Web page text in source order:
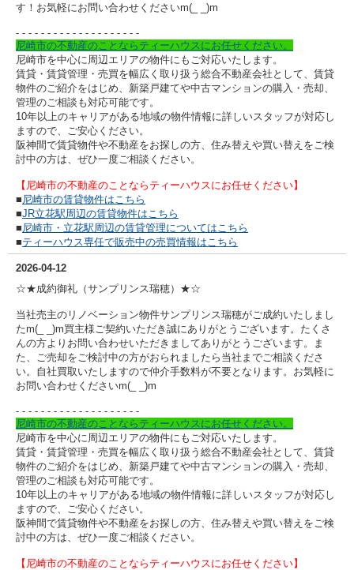
す！ お気軽にお問い合わせくださいm(_ _)m
- - - - - - - - - - - - - - - - - - - -
尼崎市の不動産のことならティーハウスにお任せください。
尼崎市を中心に周辺エリアの物件にもご対応いたします。
賃貸・賃貸管理・売買を幅広く取り扱う総合不動産会社として、賃貸
物件のご紹介をはじめ、新築戸建てや中古マンションの購入・売却、
管理のご相談も対応可能です。
10年以上のキャリアがある地域の物件情報に詳しいスタッフが対応し
ますので、ご安心ください。
阪神間で賃貸物件や不動産をお探しの方、住み替えや買い替えをご検
討中の方は、ぜひ一度ご相談ください。
【尼崎市の不動産のことならティーハウスにお任せください】
■ 尼崎市の賃貸物件はこちら
■JR立花駅周辺の賃貸物件はこちら
■ 尼崎市・立花駅周辺の賃貸管理についてはこちら
■ティーハウス専任で販売中の売買情報はこちら
2026-04-12
☆★成約御礼（サンプリンス瑞穂）★☆
当社売主のリノベーション物件サンプリンス瑞穂がご成約いたしまし
たm(_ _)m買主様ご契約いただき誠にありがとうございます。たくさ
んの方よりお問い合わせいただきましてありがとうございます。ま
た、ご売却をご検討中の方がおられましたら当社までご相談くださ
い。自社買取いたしますので仲介手数料が不要となります。 お気軽に
お問い合わせくださいm(_ _)m
- - - - - - - - - - - - - - - - - - - -
尼崎市の不動産のことならティーハウスにお任せください。
尼崎市を中心に周辺エリアの物件にもご対応いたします。
賃貸・賃貸管理・売買を幅広く取り扱う総合不動産会社として、賃貸
物件のご紹介をはじめ、新築戸建てや中古マンションの購入・売却、
管理のご相談も対応可能です。
10年以上のキャリアがある地域の物件情報に詳しいスタッフが対応し
ますので、ご安心ください。
阪神間で賃貸物件や不動産をお探しの方、住み替えや買い替えをご検
討中の方は、ぜひ一度ご相談ください。
【尼崎市の不動産のことならティーハウスにお任せください】